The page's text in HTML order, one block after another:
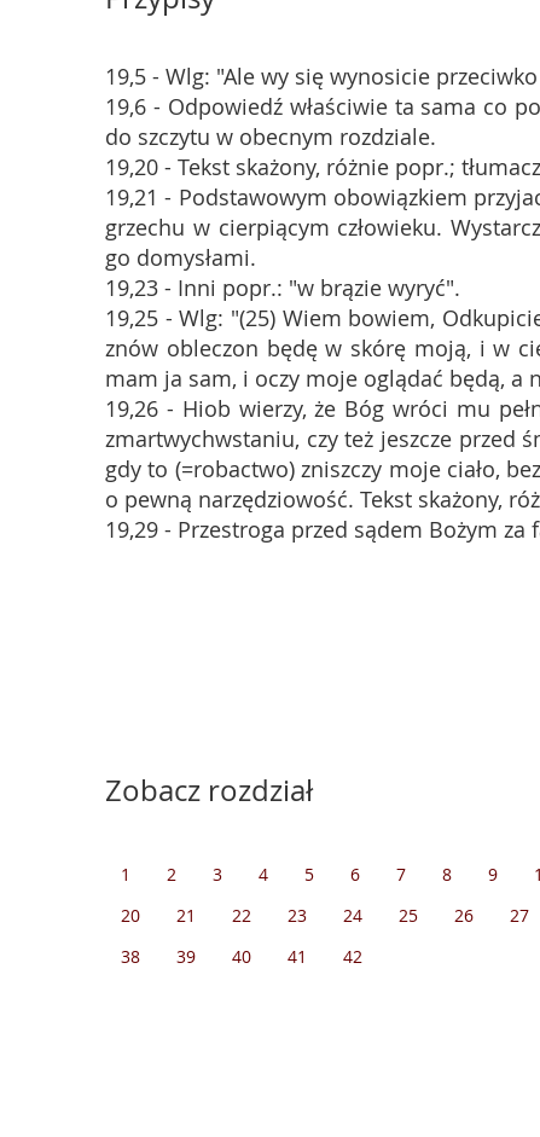
19,5 - Wlg: "Ale wy się wynosicie
19,6 - Odpowiedź właściwie ta sama co
do szczytu w obecnym rozdziale.
19,20 - Tekst skażony, różnie popr.;
19,21 - Podstawowym obowiązkiem
grzechu w cierpiącym człowieku.
go domysłami.
19,23 - Inni popr.: "w brązie wyryć".
19,25 - Wlg: "(25) Wiem bowiem,
znów obleczon będę w skórę moją, i w
mam ja sam, i oczy moje oglądać będą, a
19,26 - Hiob wierzy, że Bóg wróci mu
zmartwychwstaniu, czy też jeszcze przed
gdy to (=robactwo) zniszczy moje ciało,
o pewną narzędziowość. Tekst skażony,
19,29 - Przestroga przed sądem Bożym za
Zobacz rozdział
1 2 3 4 5 6 7 8 9
20
21 22 23 24 25 26 27
38
39 40 41 42